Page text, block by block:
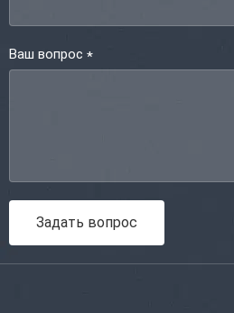
Ваш вопрос *
Задать вопрос